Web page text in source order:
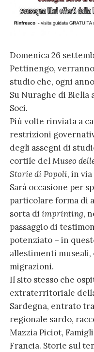
Domenica 26
Pettinengo,
studio che, ogni
Su Nuraghe di Biella
Soci.
Più volte rinviata a
restrizioni
degli assegni di
cortile delMuseo
Storie di Popoli, in via
Sarà occasione per
particolare forma di
sorta di imprinting,
passaggio di
potenziato – in
allestimenti
migrazioni.
Il sito stesso che
extraterritoriale
Sardegna, entrato
regionale sardo,
Mazzia Piciot,
Francia. Storie sul